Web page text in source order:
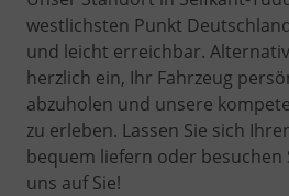
westlichsten Punkt
und leicht erreichbar.
herzlich ein, Ihr Fahrzeug
abzuholen und unsere
zu erleben. Lassen Sie sich
bequem liefern oder besuchen
uns auf Sie!